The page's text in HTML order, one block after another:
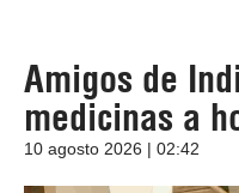
Amigos de
medicinas a
10 agosto 2026 | 02:42